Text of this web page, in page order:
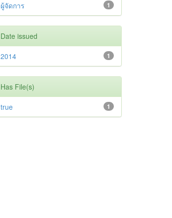
1
ผู้จัดการ
Date issued
1
2014
Has File(s)
1
true